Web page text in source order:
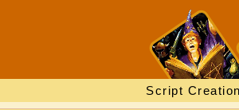
Script